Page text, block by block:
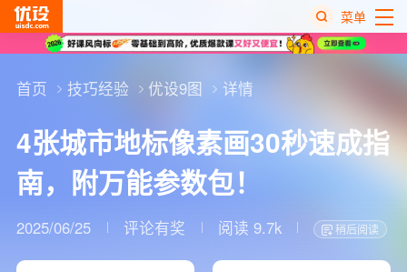
菜单
首页 技巧经验 优设9图 详情
4张城市地标像素画30秒速成指
南，附万能参数包！
2025/06/25 评论有奖 阅读 9.7k 稍后阅读